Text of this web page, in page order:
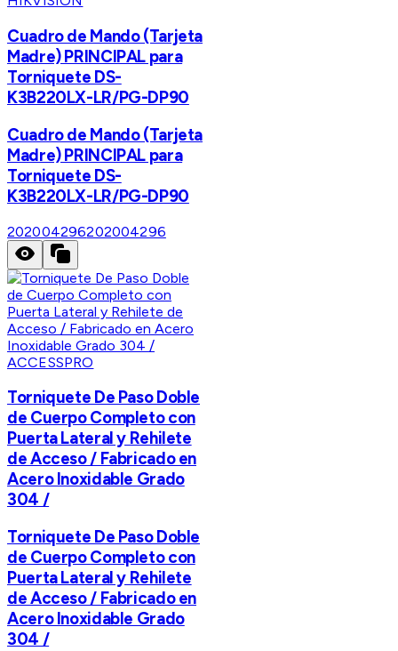
Cuadro de Mando (Tarjeta
Madre) PRINCIPAL para
Torniquete DS-
K3B220LX-LR/PG-DP90
Cuadro de Mando (Tarjeta
Madre) PRINCIPAL para
Torniquete DS-
K3B220LX-LR/PG-DP90
202004296202004296
ACCESSPRO
Torniquete De Paso Doble
de Cuerpo Completo con
Puerta Lateral y Rehilete
de Acceso / Fabricado en
Acero Inoxidable Grado
304 /
Torniquete De Paso Doble
de Cuerpo Completo con
Puerta Lateral y Rehilete
de Acceso / Fabricado en
Acero Inoxidable Grado
304 /